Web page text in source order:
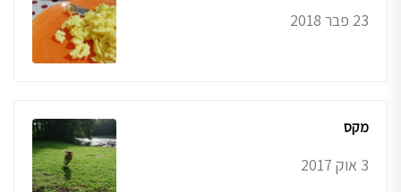
23 פבר 2018
מקס
3 אוק 2017